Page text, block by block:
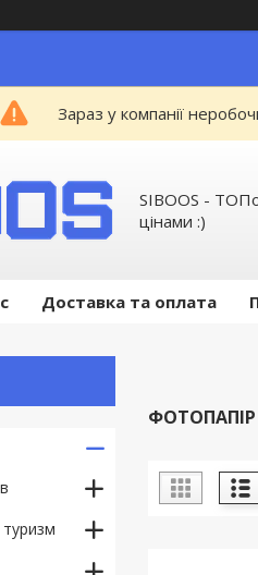
Зараз у компанії
SIBOOS -
цінами :)
Доставка та оплата
ФОТОПАПІР
туризм